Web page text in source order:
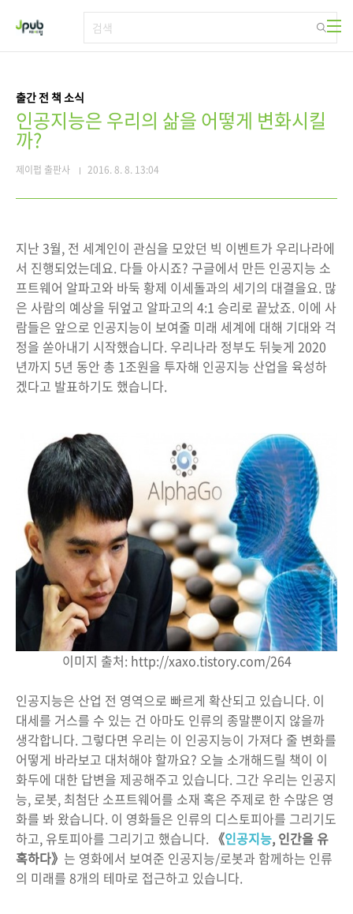
출간 전 책 소식
인공지능은 우리의 삶을 어떻게 변화시킬
까?
제이펍 출판사 2016. 8. 8. 13:04
지난 3월, 전 세계인이 관심을 모았던 빅 이벤트가 우리나라에
서 진행되었는데요. 다들 아시죠? 구글에서 만든 인공지능 소
프트웨어 알파고와 바둑 황제 이세돌과의 세기의 대결을요. 많
은 사람의 예상을 뒤엎고 알파고의 4:1 승리로 끝났죠. 이에 사
람들은 앞으로 인공지능이 보여줄 미래 세계에 대해 기대와 걱
정을 쏟아내기 시작했습니다. 우리나라 정부도 뒤늦게 2020
년까지 5년 동안 총 1조원을 투자해 인공지능 산업을 육성하
겠다고 발표하기도 했습니다.
이미지 출처: http://xaxo.tistory.com/264
인공지능은 산업 전 영역으로 빠르게 확산되고 있습니다. 이
대세를 거스를 수 있는 건 아마도 인류의 종말뿐이지 않을까
생각합니다. 그렇다면 우리는 이 인공지능이 가져다 줄 변화를
어떻게 바라보고 대처해야 할까요? 오늘 소개해드릴 책이 이
화두에 대한 답변을 제공해주고 있습니다. 그간 우리는 인공지
능, 로봇, 최첨단 소프트웨어를 소재 혹은 주제로 한 수많은 영
화를 봐 왔습니다. 이 영화들은 인류의 디스토피아를 그리기도
하고, 유토피아를 그리기고 했습니다. 《인공지능, 인간을 유
혹하다》 는 영화에서 보여준 인공지능/로봇과 함께하는 인류
의 미래를 8개의 테마로 접근하고 있습니다.